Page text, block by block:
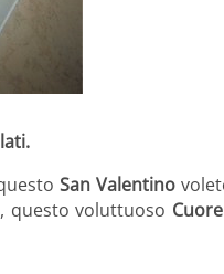
San Valentino
questo voluttuoso